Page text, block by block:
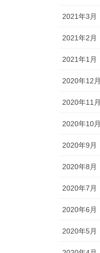
2021年3月
2021年2月
2021年1月
2020年12月
2020年11月
2020年10月
2020年9月
2020年8月
2020年7月
2020年6月
2020年5月